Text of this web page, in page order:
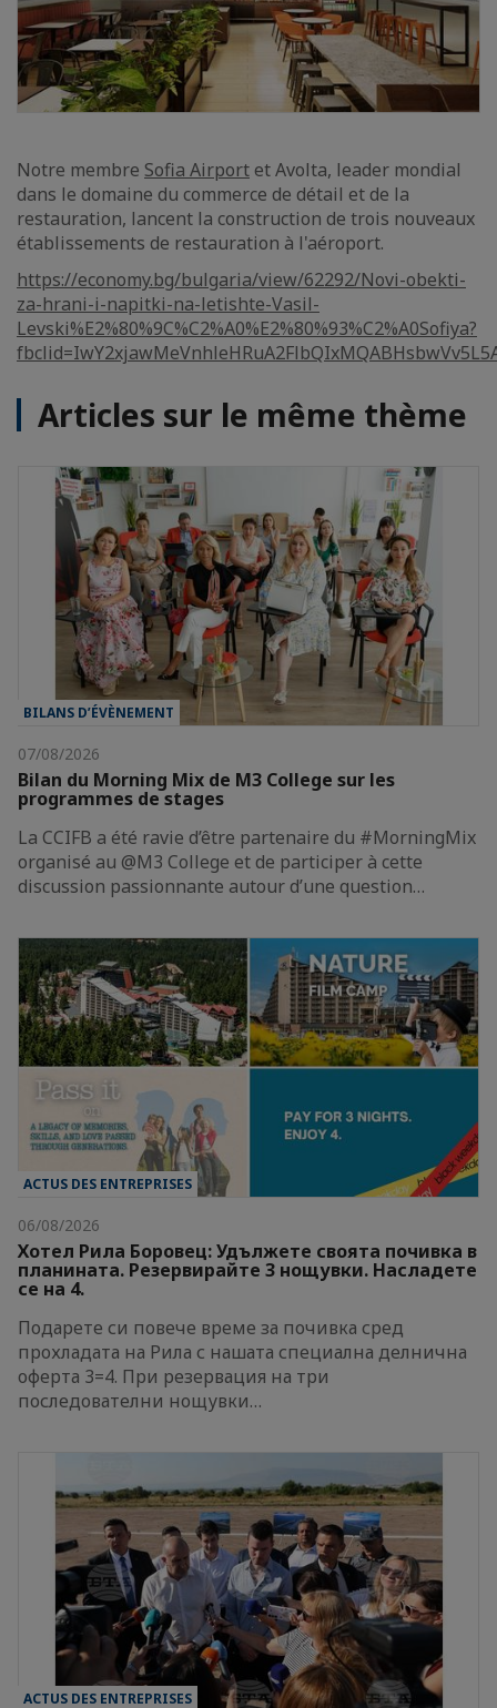
Notre membre Sofia Airport et Avolta, leader mondial
dans le domaine du commerce de détail et de la
restauration, lancent la construction de trois nouveaux
établissements de restauration à l'aéroport.
https://economy.bg/bulgaria/view/62292/Novi-obekti-
za-hrani-i-napitki-na-letishte-Vasil-
Levski%E2%80%9C%C2%A0%E2%80%93%C2%A0Sofiya?
Articles sur le même thème
BILANS D’ÉVÈNEMENT
07/08/2026
Bilan du Morning Mix de M3 College sur les
programmes de stages
La CCIFB a été ravie d’être partenaire du #MorningMix
organisé au @M3 College et de participer à cette
discussion passionnante autour d’une question…
ACTUS DES ENTREPRISES
06/08/2026
Хотел Рила Боровец: Удължете своята почивка в
планината. Резервирайте 3 нощувки. Насладете
се на 4.
Подарете си повече време за почивка сред
прохладата на Рила с нашата специална делнична
оферта 3=4. При резервация на три
последователни нощувки…
ACTUS DES ENTREPRISES